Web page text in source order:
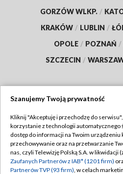
GORZÓW WLKP. /
KRAKÓW / LUBLIN /
OPOLE / POZNAŃ /
SZCZECIN /
TVP
Abonament TVP
Emisja w TVP
Polityka
Szanujemy Twoją prywatność
Kliknij "Akceptuję i przechodzę do
korzystanie z technologii automatycznego
dostęp do informacji na Twoim urządzeniu
przechowywanie oraz na przetwarzanie
nas, czyli Telewizję Polską S.A. w likwidacji
Zaufanych Partnerów z IAB* (1201 firm)
Partnerów TVP (93 firm), w celach